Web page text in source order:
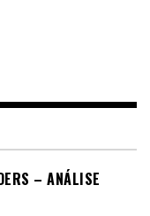
– ANÁLISE